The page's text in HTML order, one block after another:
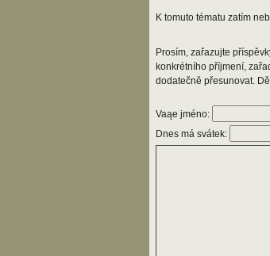
K tomuto tématu zatím
Prosím, zařazujte
konkrétního příjmení,
dodatečně přesunovat.
Vaąe jméno:
Dnes má svátek: